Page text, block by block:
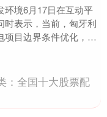
环境6月17日在互动平
时表示，当前，匈牙利
项目边界条件优化，公
：全国十大股票配